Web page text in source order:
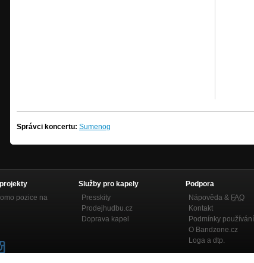
Správci koncertu: Sumenog
pozice na
Služby pro kapely
Presskity
Prodejhudbu.cz
Doprava kapel
Podpora
Nápověda & FAQ
Kontakt
Podmínky používání
O Bandzone.cz
Loga a dtp.